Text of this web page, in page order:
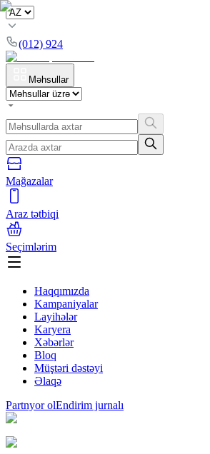
(012) 924
Məhsullar
Mağazalar
Araz tətbiqi
Seçimlərim
Haqqımızda
Kampaniyalar
Layihələr
Karyera
Xəbərlər
Bloq
Müştəri dəstəyi
Əlaqə
Partnyor olEndirim jurnalı